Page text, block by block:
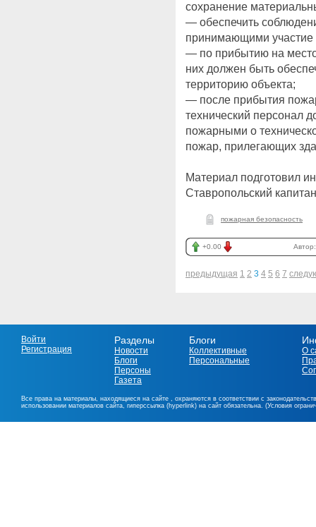
сохранение
— обеспечить
принимающими
— по прибытию на
них должен быть
территорию объекта;
— после прибытия
технический персонал
пожарными о
пожар, прилегающих
Материал подготовил
Ставропольский
пожарная безопасность
+0.00
предыдущая 1 2 3 4 5 6 7
Войти
Регистрация
Разделы
Новости
Блоги
Персоны
Газета
Блоги
Коллективные
Персональные
О
Все права на материалы, находящиеся на сайте , охраняются в соответствии с
использовании материалов сайта, гиперссылка (hyperlink) на сайт обязательна. (Условия